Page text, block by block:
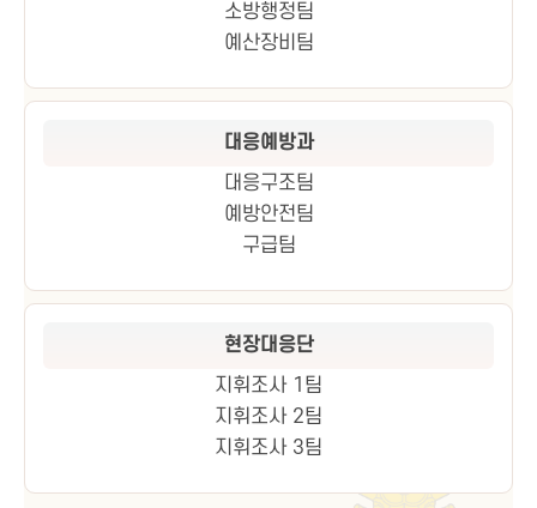
소방행정팀
예산장비팀
대응예방과
대응구조팀
예방안전팀
구급팀
현장대응단
지휘조사 1팀
지휘조사 2팀
지휘조사 3팀